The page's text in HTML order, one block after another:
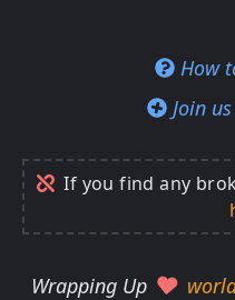
How
Join us
If you find any
Wrapping Up